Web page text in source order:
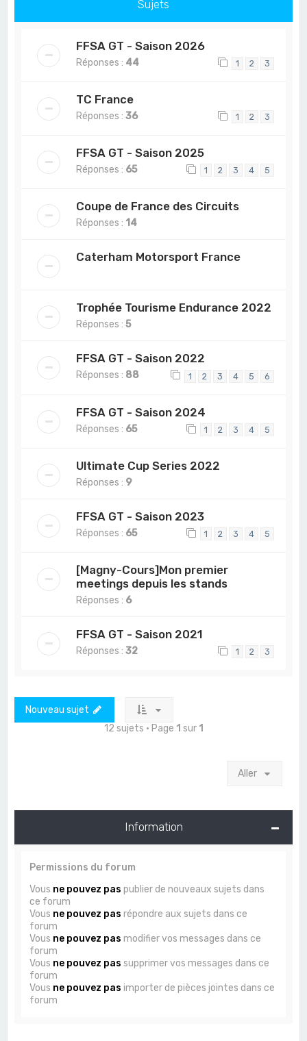
Sujets
FFSA GT - Saison 2026
Réponses : 44 1 2 3
TC France
Réponses :36 1 2 3
FFSA GT - Saison 2025
Réponses : 65 1 2 3 4 5
Coupe de France des Circuits
Réponses : 14
Caterham Motorsport France
Trophée Tourisme Endurance 2022
Réponses :5
FFSA GT - Saison 2022
Réponses : 88 1 2 3 4 5 6
FFSA GT - Saison 2024
Réponses : 65 1 2 3 4 5
Ultimate Cup Series 2022
Réponses : 9
FFSA GT - Saison 2023
Réponses : 65 1 2 3 4 5
[Magny-Cours]Mon premier
meetings depuis les stands
Réponses : 6
FFSA GT - Saison 2021
Réponses :32 1 2 3
Nouveau sujet
12 sujets • Page 1 sur 1
Aller
Information
Permissions du forum
Vous ne pouvez pas publier de nouveaux sujets dans
ce forum
Vous ne pouvez pas répondre aux sujets dans ce
forum
Vous ne pouvez pas modifier vos messages dans ce
forum
Vous ne pouvez pas supprimer vos messages dans ce
forum
Vous ne pouvez pas importer de pièces jointes dans ce
forum